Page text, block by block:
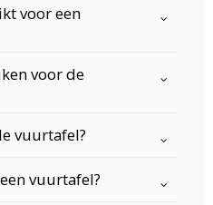
voor een
voor de
vuurtafel?
vuurtafel?